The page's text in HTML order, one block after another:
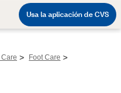
> Foot Care >